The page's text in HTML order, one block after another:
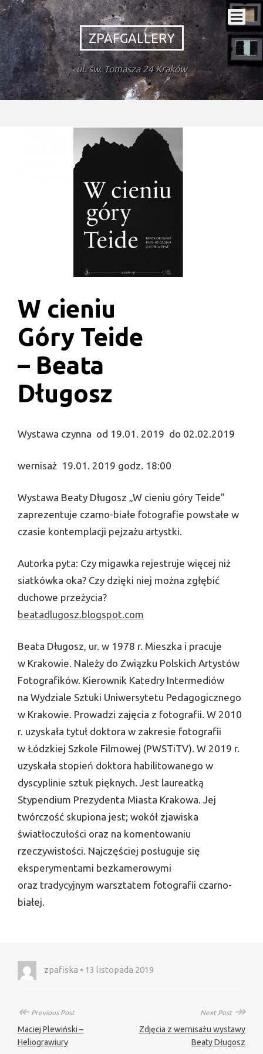
ZPAFGALLERY
ul. św. Tomasza 24 Kraków
W cieniu
Góry Teide
– Beata
Długosz
Wystawa czynna od 19.01. 2019 do 02.02.2019
wernisaż 19.01. 2019 godz. 18:00
Wystawa Beaty Długosz „W cieniu góry Teide”
zaprezentuje czarno-białe fotografie powstałe w
czasie kontemplacji pejzażu artystki.
Autorka pyta: Czy migawka rejestruje więcej niż
siatkówka oka? Czy dzięki niej można zgłębić
duchowe przeżycia?
beatadlugosz.blogspot.com
Beata Długosz, ur. w 1978 r. Mieszka i pracuje
w Krakowie. Należy do Związku Polskich Artystów
Fotografików. Kierownik Katedry Intermediów
na Wydziale Sztuki Uniwersytetu Pedagogicznego
w Krakowie. Prowadzi zajęcia z fotografii. W 2010
r. uzyskała tytuł doktora w zakresie fotografii
w Łódzkiej Szkole Filmowej (PWSTiTV). W 2019 r.
uzyskała stopień doktora habilitowanego w
dyscyplinie sztuk pięknych. Jest laureatką
Stypendium Prezydenta Miasta Krakowa. Jej
twórczość skupiona jest; wokół zjawiska
światłoczułości oraz na komentowaniu
rzeczywistości. Najczęściej posługuje się
eksperymentami bezkamerowymi
oraz tradycyjnym warsztatem fotografii czarno-
białej.
zpafiska • 13 listopada 2019
↞Previous Post
Maciej Plewiński –
Heliograwiury
Next Post ↠
Zdjęcia z wernisażu wystawy
Beaty Długosz